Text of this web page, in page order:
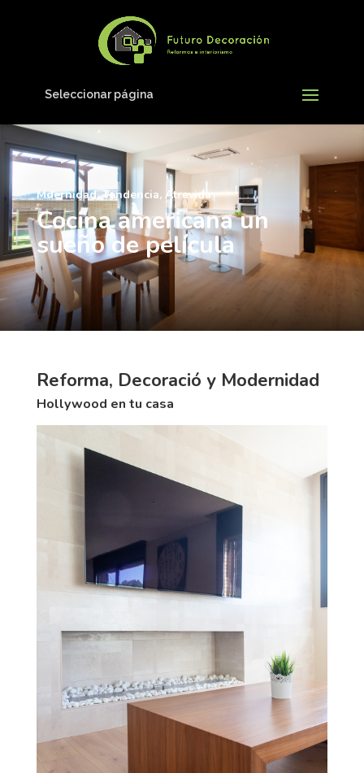
Seleccionar página
Mdernidad, Tendencia, Atrevida
Cocina americana un
sueño de película
Reforma, Decoració y Modernidad
Hollywood en tu casa